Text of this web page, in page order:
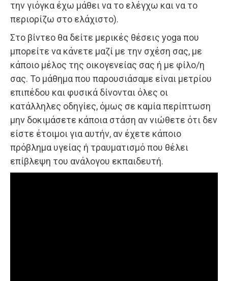
την γιόγκα έχω μάθει να το ελέγχω και να το
περιορίζω στο ελάχιστο).
Στο βίντεο θα δείτε μερικές θέσεις yoga που
μπορείτε να κάνετε μαζί με την σχέση σας, με
κάποιο μέλος της οικογενείας σας ή με φίλο/η
σας. Το μάθημα που παρουσιάσαμε είναι μετρίου
επιπέδου και φυσικά δίνονται όλες οι
κατάλληλες οδηγίες, όμως σε καμία περίπτωση
μην δοκιμάσετε κάποια στάση αν νιώθετε ότι δεν
είστε έτοιμοι για αυτήν, αν έχετε κάποιο
πρόβλημα υγείας ή τραυματισμό που θέλει
επίβλεψη του ανάλογου εκπαιδευτή.